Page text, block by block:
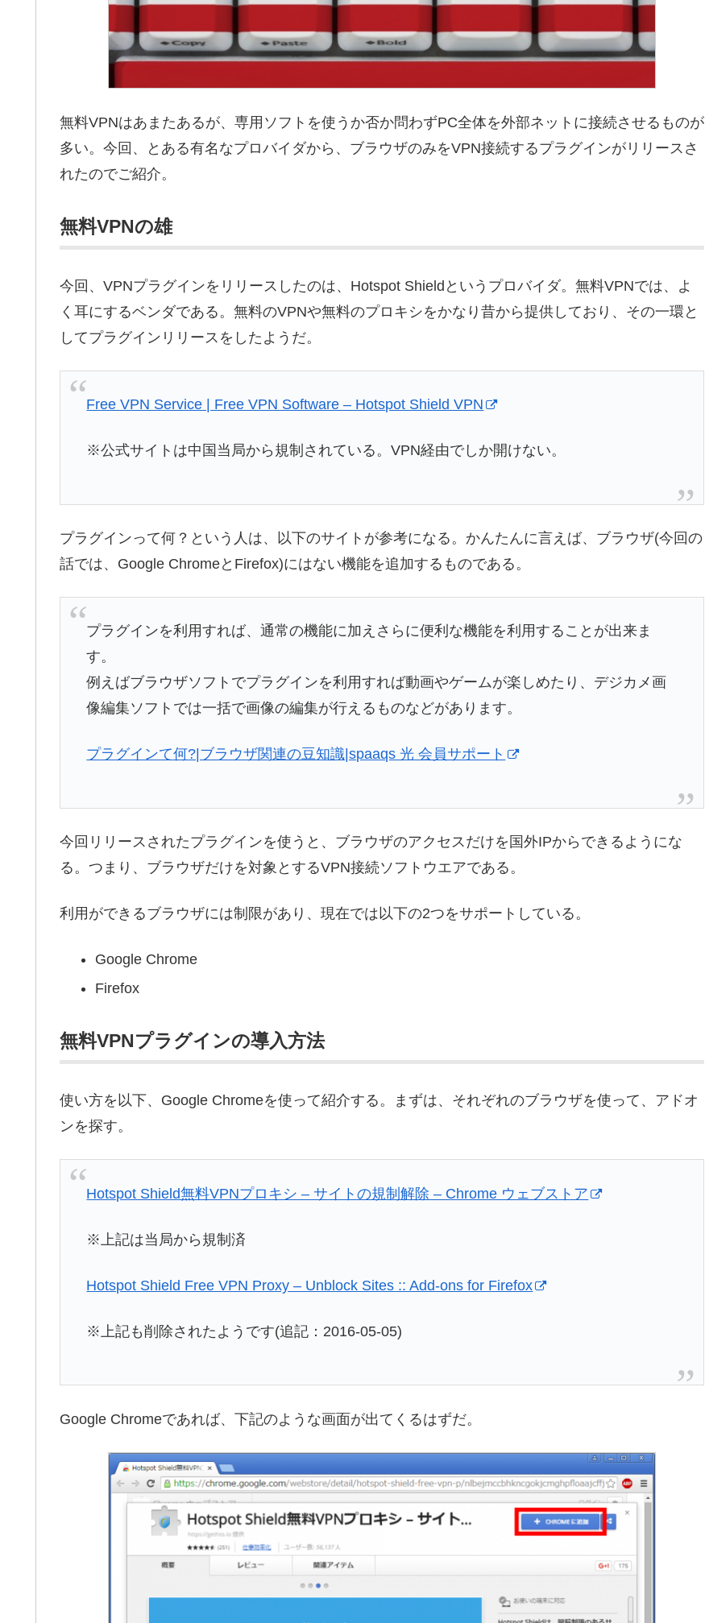
無料VPNはあまたあるが、専用ソフトを使うか否か問わずPC全体を外部ネットに接続させるものが
多い。今回、とある有名なプロバイダから、ブラウザのみをVPN接続するプラグインがリリースさ
れたのでご紹介。
無料VPNの雄
今回、VPNプラグインをリリースしたのは、Hotspot Shieldというプロバイダ。無料VPNでは、よ
く耳にするベンダである。無料のVPNや無料のプロキシをかなり昔から提供しており、その一環と
してプラグインリリースをしたようだ。
Free VPN Service | Free VPN Software – Hotspot Shield VPN
※公式サイトは中国当局から規制されている。VPN経由でしか開けない。
プラグインって何？という人は、以下のサイトが参考になる。かんたんに言えば、ブラウザ(今回の
話では、Google ChromeとFirefox)にはない機能を追加するものである。
プラグインを利用すれば、通常の機能に加えさらに便利な機能を利用することが出来ま
す。
例えばブラウザソフトでプラグインを利用すれば動画やゲームが楽しめたり、デジカメ画
像編集ソフトでは一括で画像の編集が行えるものなどがあります。
プラグインて何?|ブラウザ関連の豆知識|spaaqs 光 会員サポート
今回リリースされたプラグインを使うと、ブラウザのアクセスだけを国外IPからできるようにな
る。つまり、ブラウザだけを対象とするVPN接続ソフトウエアである。
利用ができるブラウザには制限があり、現在では以下の2つをサポートしている。
Google Chrome
Firefox
無料VPNプラグインの導入方法
使い方を以下、Google Chromeを使って紹介する。まずは、それぞれのブラウザを使って、アドオ
ンを探す。
Hotspot Shield無料VPNプロキシ – サイトの規制解除 – Chrome ウェブストア
※上記は当局から規制済
Hotspot Shield Free VPN Proxy – Unblock Sites :: Add-ons for Firefox
※上記も削除されたようです(追記：2016-05-05)
Google Chromeであれば、下記のような画面が出てくるはずだ。